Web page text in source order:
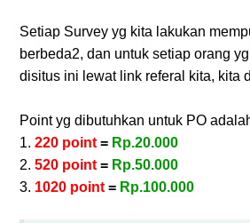
Setiap Survey yg kita lakukan
berbeda2, dan untuk setiap orang
disitus ini lewat link referal kita, kita
Point yg dibutuhkan untuk PO
1. 220 point = Rp.20.000
2. 520 point = Rp.50.000
3. 1020 point = Rp.100.000